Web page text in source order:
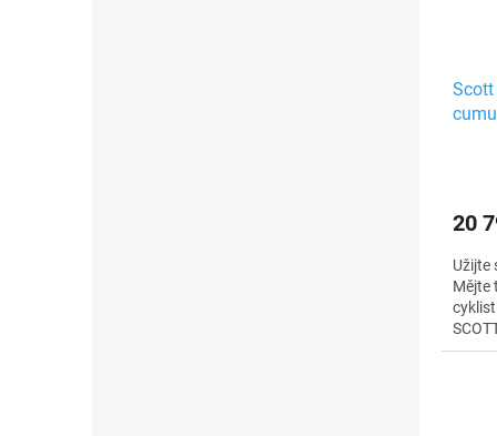
Scott
20
Užijte
Mějte